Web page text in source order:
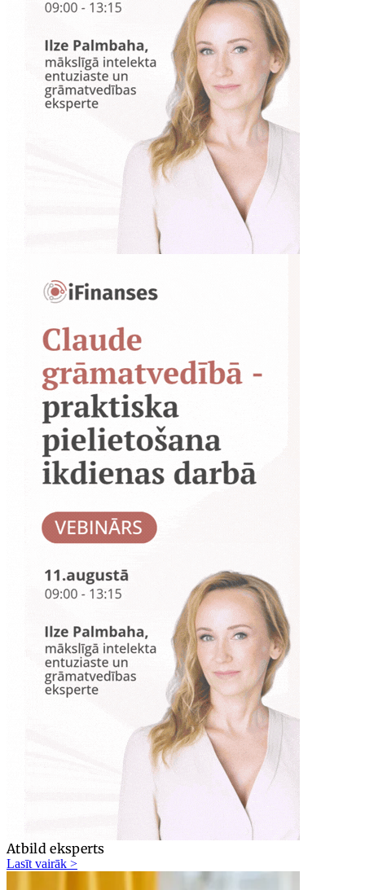
Atbild eksperts
Lasīt vairāk >